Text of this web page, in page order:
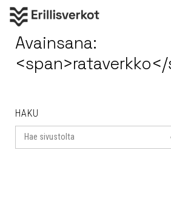
Avainsana:
HAKU
Search
for